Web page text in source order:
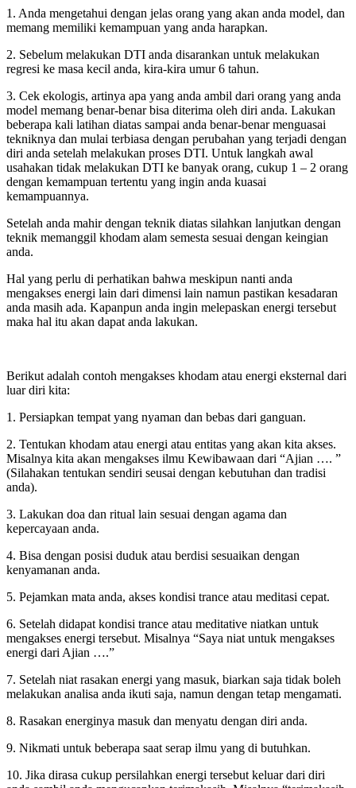
1. Anda mengetahui dengan jelas orang yang akan anda model, dan
memang memiliki kemampuan yang anda harapkan.
2. Sebelum melakukan DTI anda disarankan untuk melakukan
regresi ke masa kecil anda, kira-kira umur 6 tahun.
3. Cek ekologis, artinya apa yang anda ambil dari orang yang anda
model memang benar-benar bisa diterima oleh diri anda. Lakukan
beberapa kali latihan diatas sampai anda benar-benar menguasai
tekniknya dan mulai terbiasa dengan perubahan yang terjadi dengan
diri anda setelah melakukan proses DTI. Untuk langkah awal
usahakan tidak melakukan DTI ke banyak orang, cukup 1 – 2 orang
dengan kemampuan tertentu yang ingin anda kuasai
kemampuannya.
Setelah anda mahir dengan teknik diatas silahkan lanjutkan dengan
teknik memanggil khodam alam semesta sesuai dengan keingian
anda.
Hal yang perlu di perhatikan bahwa meskipun nanti anda
mengakses energi lain dari dimensi lain namun pastikan kesadaran
anda masih ada. Kapanpun anda ingin melepaskan energi tersebut
maka hal itu akan dapat anda lakukan.
Berikut adalah contoh mengakses khodam atau energi eksternal dari
luar diri kita:
1. Persiapkan tempat yang nyaman dan bebas dari ganguan.
2. Tentukan khodam atau energi atau entitas yang akan kita akses.
Misalnya kita akan mengakses ilmu Kewibawaan dari “Ajian …. ”
(Silahakan tentukan sendiri seusai dengan kebutuhan dan tradisi
anda).
3. Lakukan doa dan ritual lain sesuai dengan agama dan
kepercayaan anda.
4. Bisa dengan posisi duduk atau berdisi sesuaikan dengan
kenyamanan anda.
5. Pejamkan mata anda, akses kondisi trance atau meditasi cepat.
6. Setelah didapat kondisi trance atau meditative niatkan untuk
mengakses energi tersebut. Misalnya “Saya niat untuk mengakses
energi dari Ajian ….”
7. Setelah niat rasakan energi yang masuk, biarkan saja tidak boleh
melakukan analisa anda ikuti saja, namun dengan tetap mengamati.
8. Rasakan energinya masuk dan menyatu dengan diri anda.
9. Nikmati untuk beberapa saat serap ilmu yang di butuhkan.
10. Jika dirasa cukup persilahkan energi tersebut keluar dari diri